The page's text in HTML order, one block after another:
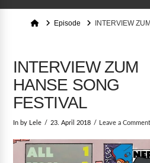
HomeEpisode INTERVIEW
INTERVIEW ZUM
HANSE SONG
FESTIVAL
In by Lele 23. April 2018 Leave a Comment